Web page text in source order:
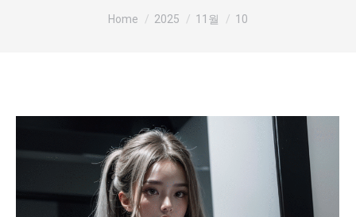
You are here:
Home 2025 11월 10